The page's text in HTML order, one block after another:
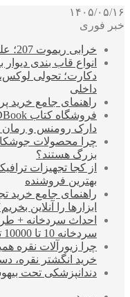
۱۴۰۵/۰۵/۱۶
خبر فوری
خرابی ریموت 207؛ علت‌ها، نشانه‌ها و روش‌های تعمیر
انواع قاب بندی
دکارت؛ تحولی
داخلی
راهنمای جامع خرید
دارک رومنس و رمان
بزرگ هستند؟
از کجا تجهیزات
بهترین فروشنده
راهنمای جامع خرید
ابزارها را آنلاین
احداث سردخانه +
سردخانه 10 تا 10000 تنی
چرا زیورآلات نقره
خرید انگشتر نقره،
دندانپزشکی تحت